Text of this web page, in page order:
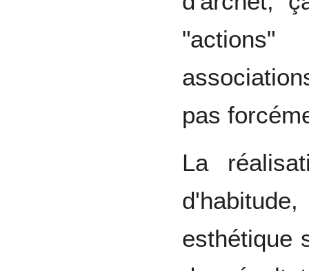
pas
La
esthétique